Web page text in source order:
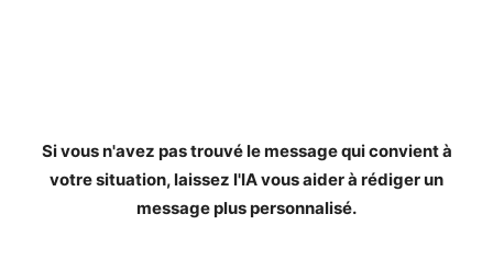
Si vous n'avez pas trouvé le message qui convient à
votre situation, laissez l'IA vous aider à rédiger un
message plus personnalisé.